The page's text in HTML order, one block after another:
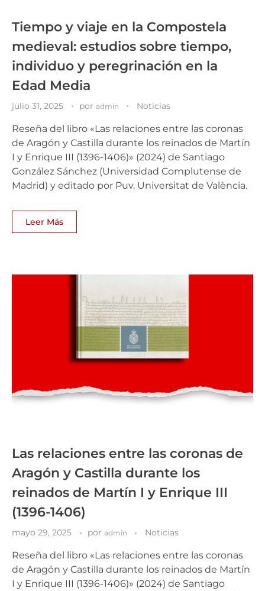
Tiempo y viaje en la Compostela
medieval: estudios sobre tiempo,
individuo y peregrinación en la
Edad Media
julio 31, 2025 por admin Noticias
Reseña del libro «Las relaciones entre las coronas
de Aragón y Castilla durante los reinados de Martín
I y Enrique III (1396-1406)» (2024) de Santiago
González Sánchez (Universidad Complutense de
Madrid) y editado por Puv. Universitat de València.
Leer Más
Las relaciones entre las coronas de
Aragón y Castilla durante los
reinados de Martín I y Enrique III
(1396-1406)
mayo 29, 2025 por admin Noticias
Reseña del libro «Las relaciones entre las coronas
de Aragón y Castilla durante los reinados de Martín
I y Enrique III (1396-1406)» (2024) de Santiago